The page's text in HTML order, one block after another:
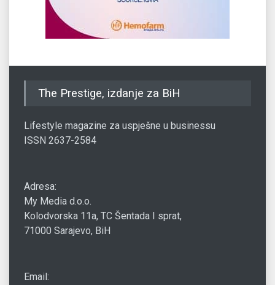
The Prestige, izdanje za BiH
Lifestyle magazine za uspješne u businessu
ISSN 2637-2584
Adresa:
My Media d.o.o.
Kolodvorska 11a, TC Šentada I sprat,
71000 Sarajevo, BiH
Email: